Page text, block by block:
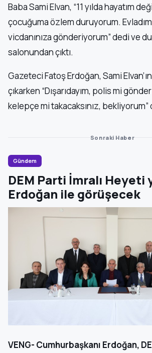
Baba Sami Elvan, “11 yılda hayatım
çocuğuma özlem duruyorum. Evladım
vicdanınıza gönderiyorum” dedi ve
salonundan çıktı.
Gazeteci Fatoş Erdoğan, Sami
çıkarken “Dışarıdayım, polis mi
kelepçe mi takacaksınız, bekliyorum”
Sonraki Haber
Gündem
DEM Parti İmralı Heyeti
Erdoğan ile görüşecek
VENG- Cumhurbaşkanı Erdoğan,